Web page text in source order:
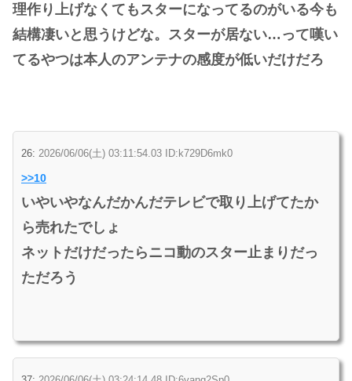
理作り上げなくてもスターになってるのがいる今も
結構凄いと思うけどな。スターが居ない…って嘆い
てるやつは本人のアンテナの感度が低いだけだろ
26: 2026/06/06(土) 03:11:54.03 ID:k729D6mk0
>>10
いやいやなんだかんだテレビで取り上げてたか
ら売れたでしょ
ネットだけだったらニコ動のスター止まりだっ
ただろう